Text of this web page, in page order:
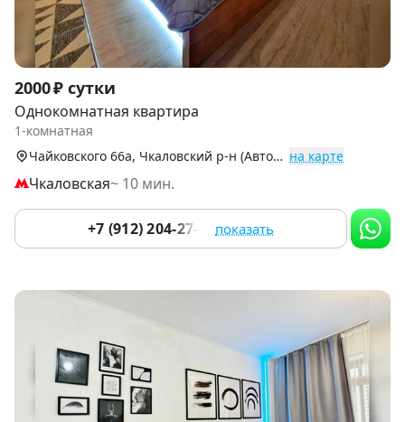
Item
1
of
2000 ₽ сутки
Однокомнатная квартира
1-комнатная
Чайковского 66а, Чкаловский р-н (Автовокзал) на карте
Чкаловская~ 10 мин.
+7 (912) 204-27-16 показать